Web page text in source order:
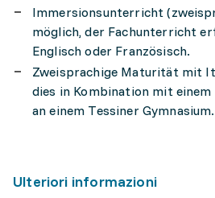
Immersionsunterricht
möglich, der Fachunterricht
Englisch oder Französisch.
Zweisprachige Maturität mit
dies in Kombination mit
an einem Tessiner Gymnasium.
Ulteriori informazioni